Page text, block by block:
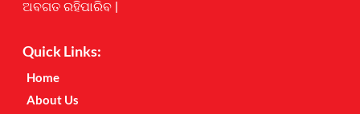
ଅବଗତ ରହିପାରିବ |
Quick Links:
Home
About Us